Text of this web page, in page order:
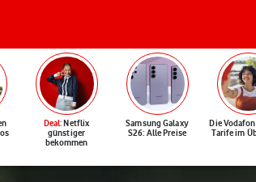
Deal: Netflix
günstiger
bekommen
Samsung Galaxy
S26: Alle Preise
Die
Tarife im